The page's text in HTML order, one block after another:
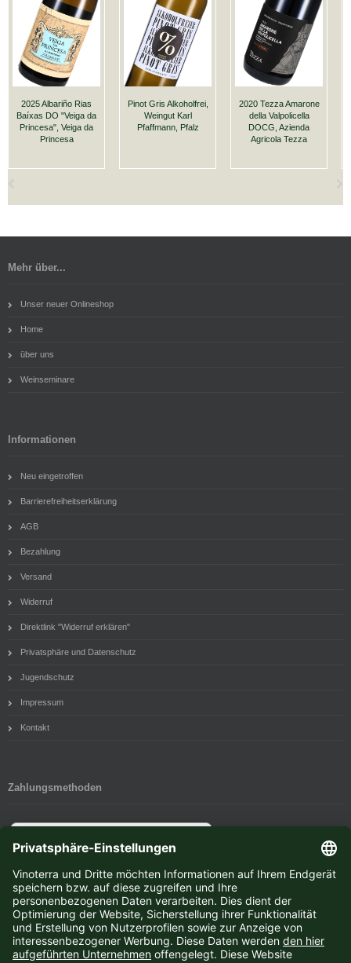
2025 Albariño Rias
Baíxas DO "Veiga da
Princesa", Veiga da
Princesa
Pinot Gris Alkoholfrei,
Weingut Karl
Pfaffmann, Pfalz
2020 Tezza Amarone
della Valpolicella
DOCG, Azienda
Agricola Tezza
Mehr über...
Unser neuer Onlineshop
Home
über uns
Weinseminare
Informationen
Neu eingetroffen
Barrierefreiheitserklärung
AGB
Bezahlung
Versand
Widerruf
Direktlink "Widerruf erklären"
Privatsphäre und Datenschutz
Jugendschutz
Impressum
Kontakt
Zahlungsmethoden
Newsletter-Anmeldung